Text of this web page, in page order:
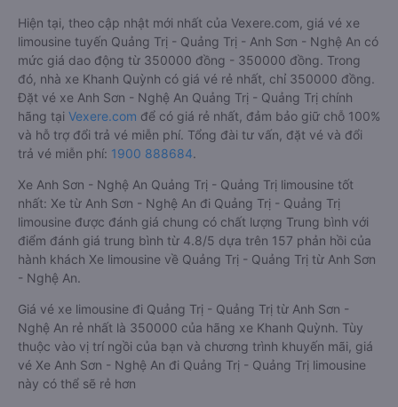
Hiện tại, theo cập nhật mới nhất của Vexere.com, giá vé xe
limousine tuyến Quảng Trị - Quảng Trị - Anh Sơn - Nghệ An có
mức giá dao động từ 350000 đồng - 350000 đồng. Trong
đó, nhà xe Khanh Quỳnh có giá vé rẻ nhất, chỉ 350000 đồng.
Đặt vé xe Anh Sơn - Nghệ An Quảng Trị - Quảng Trị chính
hãng tại Vexere.com để có giá rẻ nhất, đảm bảo giữ chỗ 100%
và hỗ trợ đổi trả vé miễn phí. Tổng đài tư vấn, đặt vé và đổi
trả vé miễn phí: 1900 888684.
Xe Anh Sơn - Nghệ An Quảng Trị - Quảng Trị limousine tốt
nhất: Xe từ Anh Sơn - Nghệ An đi Quảng Trị - Quảng Trị
limousine được đánh giá chung có chất lượng Trung bình với
điểm đánh giá trung bình từ 4.8/5 dựa trên 157 phản hồi của
hành khách Xe limousine về Quảng Trị - Quảng Trị từ Anh Sơn
- Nghệ An.
Giá vé xe limousine đi Quảng Trị - Quảng Trị từ Anh Sơn -
Nghệ An rẻ nhất là 350000 của hãng xe Khanh Quỳnh. Tùy
thuộc vào vị trí ngồi của bạn và chương trình khuyến mãi, giá
vé Xe Anh Sơn - Nghệ An đi Quảng Trị - Quảng Trị limousine
này có thể sẽ rẻ hơn